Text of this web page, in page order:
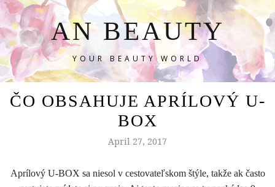
AN BEAUTY
YOUR BEAUTY WORLD
ČO OBSAHUJE APRÍLOVÝ U-
BOX
April 27, 2017
Aprílový U-BOX sa niesol v cestovateľskom štýle, takže ak často